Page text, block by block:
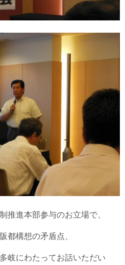
推進本部参与のお立場で、
都構想の矛盾点、
岐にわたってお話いただい